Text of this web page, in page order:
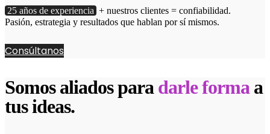
25 años de experiencia + nuestros clientes = confiabilidad.
Pasión, estrategia y resultados que hablan por sí mismos.
Consúltanos
Somos aliados para darle forma a
tus ideas.